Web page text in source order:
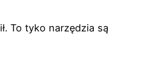
To tyko narzędzia są